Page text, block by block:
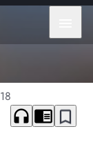
headphones chrome_reader_mode bookmark_border